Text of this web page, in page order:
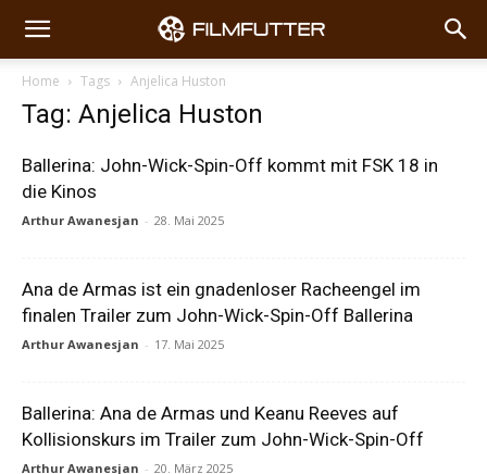
Home Tags Anjelica Huston
Tag: Anjelica Huston
Ballerina: John-Wick-Spin-Off kommt mit FSK 18 in
die Kinos
Arthur Awanesjan - 28. Mai 2025
Ana de Armas ist ein gnadenloser Racheengel im
finalen Trailer zum John-Wick-Spin-Off Ballerina
Arthur Awanesjan - 17. Mai 2025
Ballerina: Ana de Armas und Keanu Reeves auf
Kollisionskurs im Trailer zum John-Wick-Spin-Off
Arthur Awanesjan - 20. März 2025